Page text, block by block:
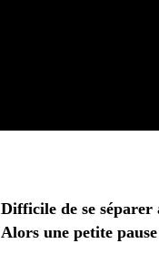
Difficile de se séparer
Alors une petite